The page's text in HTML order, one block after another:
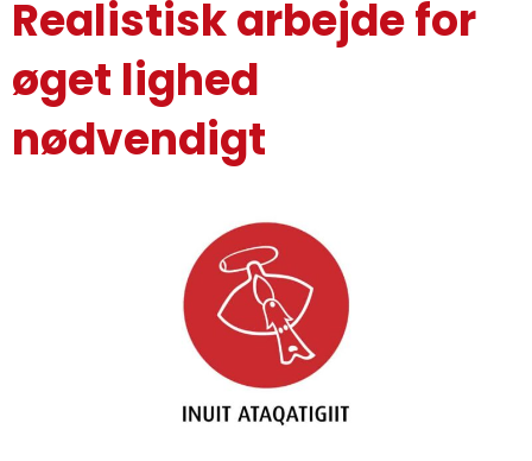
Realistisk arbejde for
øget lighed
nødvendigt